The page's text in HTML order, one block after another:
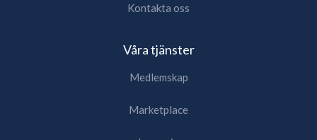
Kontakta oss
Våra tjänster
Medlemskap
Marketplace